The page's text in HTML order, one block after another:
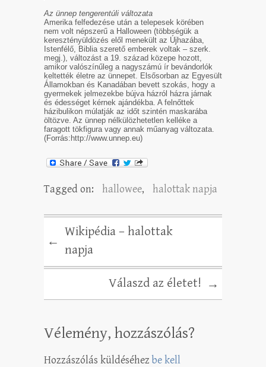
Az ünnep tengerentúli változata
Amerika felfedezése után a telepesek körében
nem volt népszerű a Halloween (többségük a
keresztényüldözés elől menekült az Újhazába,
Istenfélő, Biblia szerető emberek voltak – szerk.
megj.), változást a 19. század közepe hozott,
amikor valószínűleg a nagyszámú ír bevándorlók
keltették életre az ünnepet. Elsősorban az Egyesült
Államokban és Kanadában bevett szokás, hogy a
gyermekek jelmezekbe bújva házról házra járnak
és édességet kérnek ajándékba. A felnőttek
házibulikon múlatják az időt szintén maskarába
öltözve. Az ünnep nélkülözhetetlen kelléke a
faragott tökfigura vagy annak műanyag változata.
(Forrás:http://www.unnep.eu)
Tagged on: hallowee, halottak napja
←
Wikipédia – halottak
napja
Válaszd az életet! →
Vélemény, hozzászólás?
Hozzászólás küldéséhezbe kell